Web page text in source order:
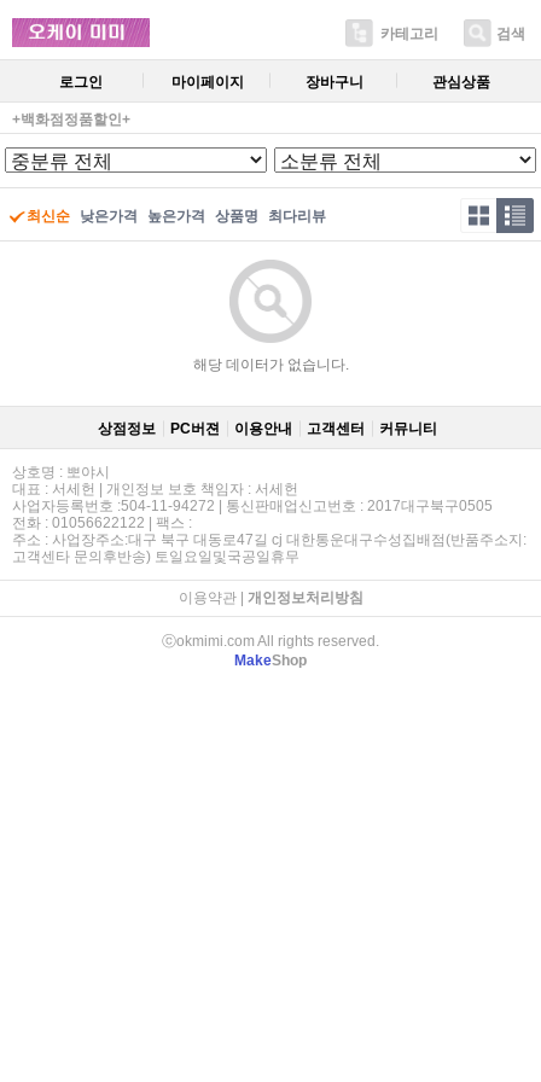
카테고리 검색
로그인 마이페이지 장바구니 관심상품
+백화점정품할인+
최신순 낮은가격 높은가격 상품명 최다리뷰
해당 데이터가 없습니다.
상점정보 PC버젼 이용안내 고객센터 커뮤니티
상호명 : 뽀야시
대표 : 서세헌 | 개인정보 보호 책임자 : 서세헌
사업자등록번호 :504-11-94272 | 통신판매업신고번호 : 2017대구북구0505
전화 : 01056622122 | 팩스 :
주소 : 사업장주소:대구 북구 대동로47길 cj 대한통운대구수성집배점(반품주소지:
고객센타 문의후반송) 토일요일및국공일휴무
이용약관| 개인정보처리방침
ⓒokmimi.com All rights reserved.
MakeShop